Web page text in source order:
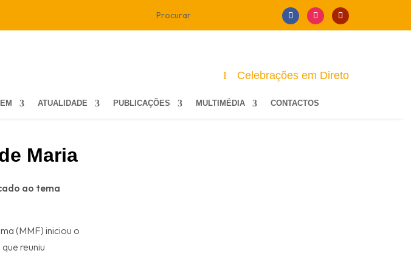
Celebrações em Direto
ATUALIDADE PUBLICAÇÕES MULTIMÉDIA CONTACTOS
Maria
ao tema
(MMF) iniciou o
reuniu